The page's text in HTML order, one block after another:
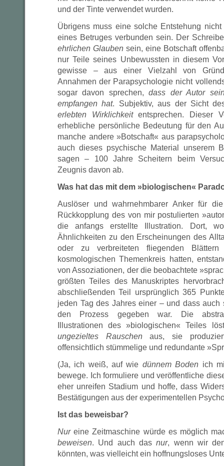
und der Tinte verwendet wurden.
Übrigens muss eine solche Entstehung
eines Betruges verbunden sein. Der
ehrlichen Glauben sein, eine Botschaft
nur Teile seines Unbewussten in diesem
gewisse – aus einer Vielzahl von
Annahmen der Parapsychologie nicht
sogar davon sprechen,dass der Autor
empfangen hat. Subjektiv, aus der Sicht
erlebten Wirklichkeitentsprechen. Dieser
erhebliche persönliche Bedeutung für den
manche andere »Botschaft« aus
auch dieses psychische Material unserem
sagen – 100 Jahre Scheitern beim
Zeugnis davon ab.
Was hat das mit dem »biologischen«
Auslöser und wahrnehmbarer Anker für
Rückkopplung des von mir postulierten
die anfangs erstellte Illustration. Dort,
Ähnlichkeiten zu den Erscheinungen des
oder zu verbreiteten fliegenden
kosmologischen Themenkreis hatten,
von Assoziationen, der die beobachtete
größten Teiles des Manuskriptes
abschließenden Teil ursprünglich 365
jeden Tag des Jahres einer – und dass
den Prozess gegeben war. Die
Illustrationen des »biologischen« Teiles
ungezieltes Rauschenaus, sie
offensichtlich stümmelige und redundante
(Ja, ich weiß, auf wie dünnem Boden ich
bewege. Ich formuliere und veröffentliche
eher unreifen Stadium und hoffe, dass
Bestätigungen aus der experimentellen
Ist das beweisbar?
Nureine Zeitmaschine würde es möglich
beweisen. Und auch dasnur, wenn wir
könnten, was vielleicht ein hoffnungsloses